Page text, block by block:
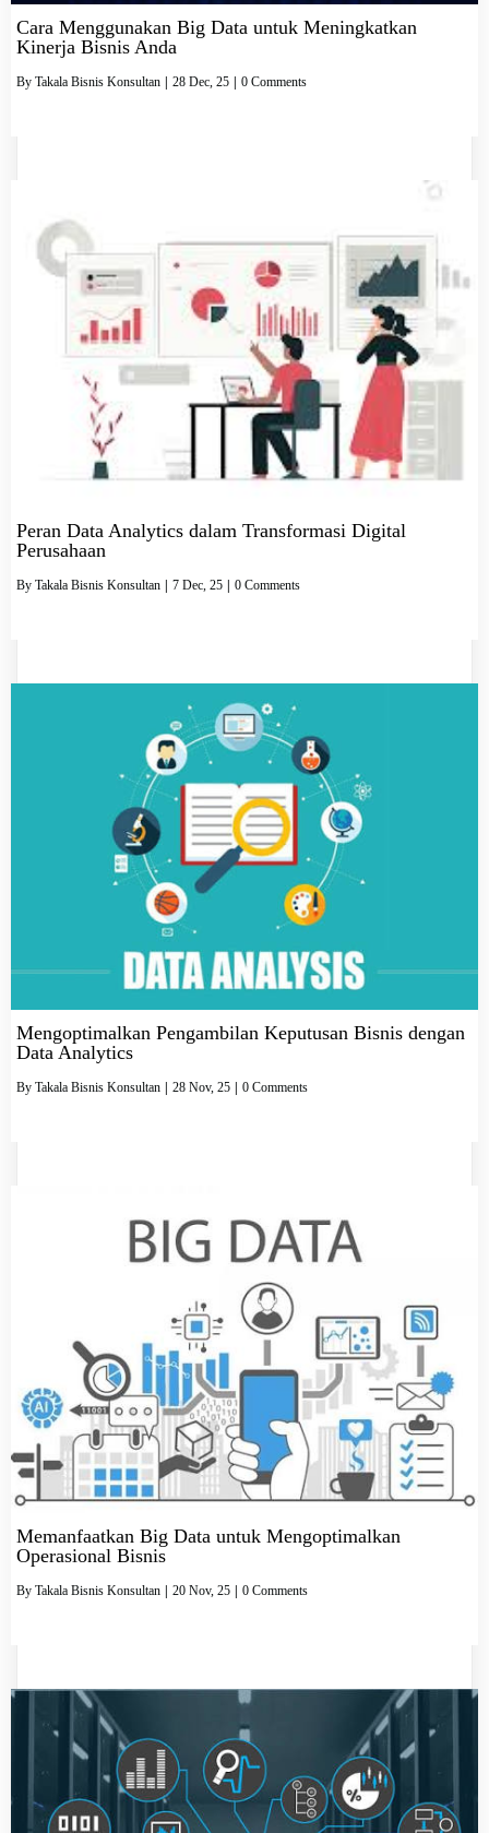
Cara Menggunakan Big Data untuk Meningkatkan
Kinerja Bisnis Anda
By Takala Bisnis Konsultan 28 Dec, 25 0 Comments
Peran Data Analytics dalam Transformasi Digital
Perusahaan
By Takala Bisnis Konsultan | 7 Dec, 25 | 0 Comments
Mengoptimalkan Pengambilan Keputusan Bisnis dengan
Data Analytics
By Takala Bisnis Konsultan 28 Nov, 25 0 Comments
Memanfaatkan Big Data untuk Mengoptimalkan
Operasional Bisnis
By Takala Bisnis Konsultan | 20 Nov, 25 | 0 Comments